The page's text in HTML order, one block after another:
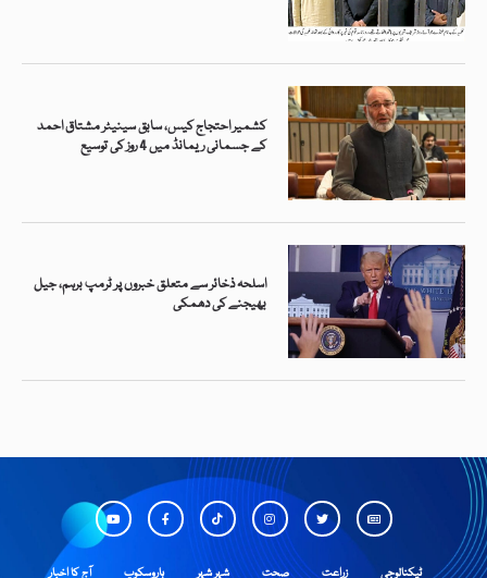
کشمیر احتجاج کیس، سابق سینیٹر مشتاق احمد
کے جسمانی ریمانڈ میں 4 روز کی توسیع
اسلحہ ذخائر سے متعلق خبروں پر ٹرمپ برہم، جیل
بھیجنے کی دھمکی
آج کا اخبار ہاروسکوپ شہر شہر صحت زراعت ٹیکنالوجی